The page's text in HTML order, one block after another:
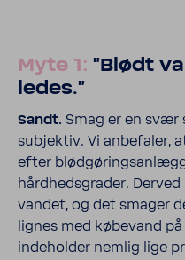
Myte 1: "Blødt
ledes."
Sandt. Smag er en svær
subjektiv. Vi anbe­faler,
efter
hård­heds­grader.
vandet, og det smager
lignes med købe­vand
inde­holder nemlig lige